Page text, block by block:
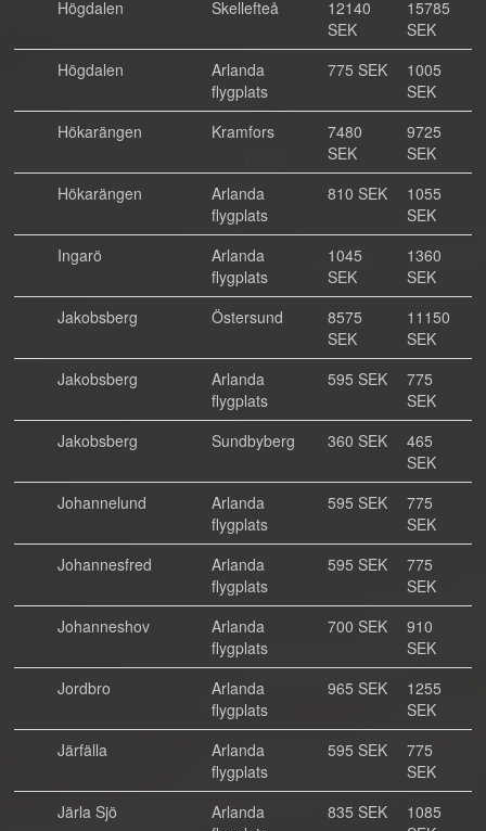
Högdalen
Skellefteå
12140
SEK
15785
SEK
Högdalen
Arlanda
flygplats
775 SEK
1005
SEK
Hökarängen
Kramfors
7480
SEK
9725
SEK
Hökarängen
Arlanda
flygplats
810 SEK
1055
SEK
Ingarö
Arlanda
flygplats
1045
SEK
1360
SEK
Jakobsberg
Östersund
8575
SEK
11150
SEK
Jakobsberg
Arlanda
flygplats
595 SEK
775
SEK
Jakobsberg
Sundbyberg 360 SEK
465
SEK
Johannelund
Arlanda
flygplats
595 SEK
775
SEK
Johannesfred
Arlanda
flygplats
595 SEK
775
SEK
Johanneshov
Arlanda
flygplats
700 SEK
910
SEK
Jordbro
Arlanda
flygplats
965 SEK
1255
SEK
Järfälla
Arlanda
flygplats
595 SEK
775
SEK
Järla Sjö
Arlanda
835 SEK
1085